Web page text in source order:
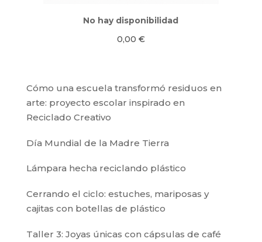
No hay disponibilidad
0,00 €
Cómo una escuela transformó residuos en
arte: proyecto escolar inspirado en
Reciclado Creativo
Día Mundial de la Madre Tierra
Lámpara hecha reciclando plástico
Cerrando el ciclo: estuches, mariposas y
cajitas con botellas de plástico
Taller 3: Joyas únicas con cápsulas de café